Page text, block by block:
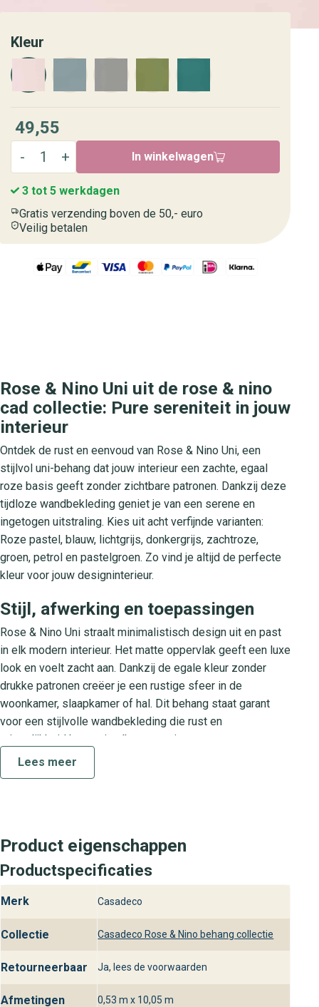
Kleur
49,55
In winkelwagen
3 tot 5 werkdagen
Gratis verzending boven de 50,- euro
Veilig betalen
Rose & Nino Uni uit de rose & nino
cad collectie: Pure sereniteit in jouw
interieur
Ontdek de rust en eenvoud van Rose & Nino Uni, een
stijlvol uni-behang dat jouw interieur een zachte, egaal
roze basis geeft zonder zichtbare patronen. Dankzij deze
tijdloze wandbekleding geniet je van een serene en
ingetogen uitstraling. Kies uit acht verfijnde varianten:
Roze pastel, blauw, lichtgrijs, donkergrijs, zachtroze,
groen, petrol en pastelgroen. Zo vind je altijd de perfecte
kleur voor jouw designinterieur.
Stijl, afwerking en toepassingen
Rose & Nino Uni straalt minimalistisch design uit en past
in elk modern interieur. Het matte oppervlak geeft een luxe
look en voelt zacht aan. Dankzij de egale kleur zonder
drukke patronen creëer je een rustige sfeer in de
woonkamer, slaapkamer of hal. Dit behang staat garant
voor een stijlvolle wandbekleding die rust en
ruimtelijkheid brengt in elke omgeving.
Rose & nino cad collectie
uitgebalanceerd kleurenpalet dat eenvoudig te
combineren is met meubels en accessoires. Elk behang
uit deze reeks onderstreept de luxe en het verfijnde
karakter van jouw interieur.
Praktische kenmerken
Materiaal: Hoogwaardig vliesbehang voor een strakke,
aanbrengmethode: Plak-en-service, eenvoudig zelf te
Lees meer
Product eigenschappen
Productspecificaties
Merk Casadeco
Collectie Casadeco Rose & Nino behang collectie
Retourneerbaar Ja, lees de voorwaarden
Afmetingen 0,53 m x 10,05 m